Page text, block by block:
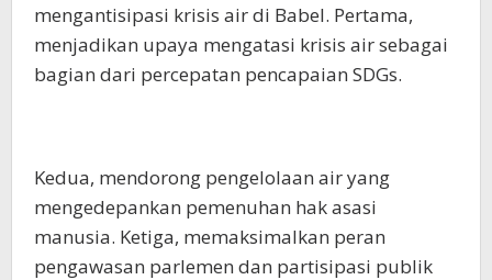
mengantisipasi krisis air di Babel. Pertama,
menjadikan upaya mengatasi krisis air sebagai
bagian dari percepatan pencapaian SDGs.
Kedua, mendorong pengelolaan air yang
mengedepankan pemenuhan hak asasi
manusia. Ketiga, memaksimalkan peran
pengawasan parlemen dan partisipasi publik